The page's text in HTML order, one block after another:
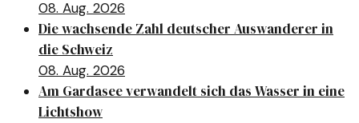
08. Aug. 2026
Die wachsende Zahl deutscher Auswanderer in
die Schweiz
08. Aug. 2026
Am Gardasee verwandelt sich das Wasser in eine
Lichtshow